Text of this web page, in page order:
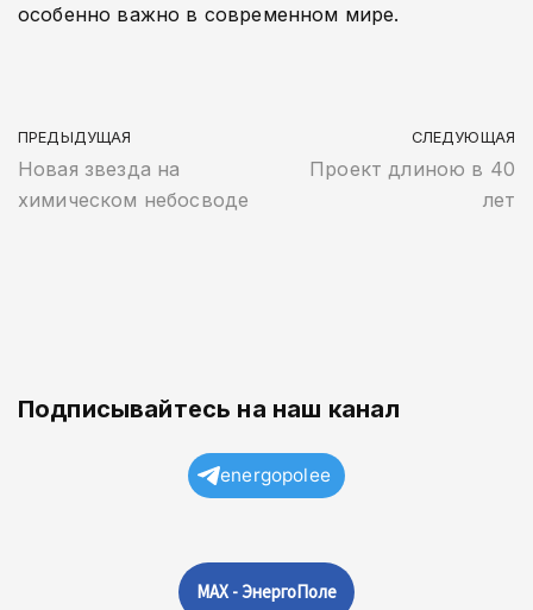
особенно важно в современном мире.
ПРЕДЫДУЩАЯ
Новая звезда на
химическом небосводе
СЛЕДУЮЩАЯ
Проект длиною в 40
лет
Подписывайтесь на наш канал
energopolee
MAX - ЭнергоПоле